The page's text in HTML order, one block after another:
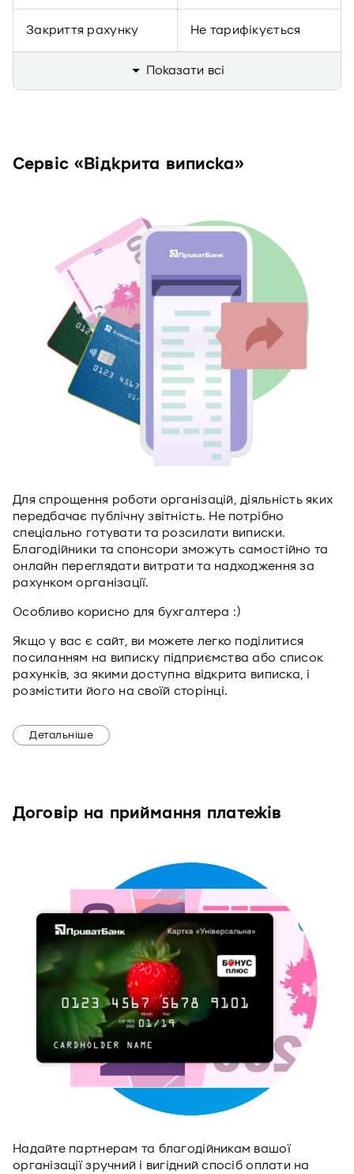
Закриття рахунку Не тарифікується
Показати всi
Сервіс «Відкрита виписка»
Для спрощення роботи організацій, діяльність яких
передбачає публічну звітність. Не потрібно
спеціально готувати та розсилати виписки.
Благодійники та спонсори зможуть самостійно та
онлайн переглядати витрати та надходження за
рахунком організації.
Особливо корисно для бухгалтера :)
Якщо у вас є сайт, ви можете легко поділитися
посиланням на виписку підприємства або список
рахунків, за якими доступна відкрита виписка, і
розмістити його на своїй сторінці.
Детальніше
Договір на приймання платежів
Надайте партнерам та благодійникам вашої
організації зручний і вигідний спосіб оплати на